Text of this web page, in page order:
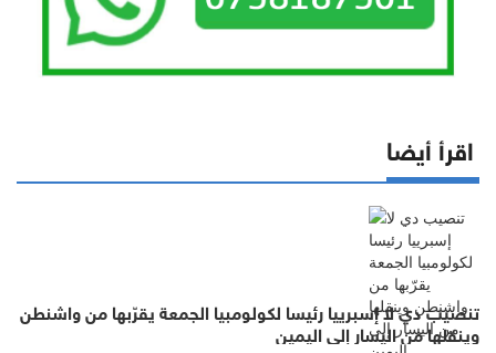
اقرأ أيضا
تنصيب دي لا إسبرييا رئيسا لكولومبيا الجمعة يقرّبها من واشنطن
وينقلها من اليسار إلى اليمين